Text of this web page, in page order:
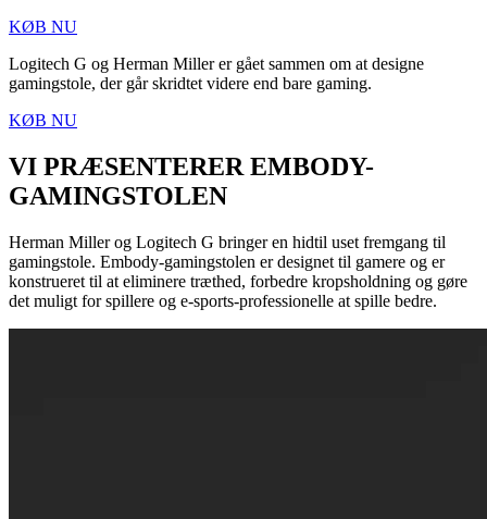
KØB NU
Logitech G og Herman Miller er gået sammen om at designe
gamingstole, der går skridtet videre end bare gaming.
KØB NU
VI PRÆSENTERER EMBODY-
GAMINGSTOLEN
Herman Miller og Logitech G bringer en hidtil uset fremgang til
gamingstole. Embody-gamingstolen er designet til gamere og er
konstrueret til at eliminere træthed, forbedre kropsholdning og gøre
det muligt for spillere og e-sports-professionelle at spille bedre.